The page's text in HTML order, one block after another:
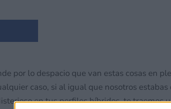
por lo despacio que van estas cosas en
caso, si al igual que nosotros
en tus perfiles híbridos, te traemos